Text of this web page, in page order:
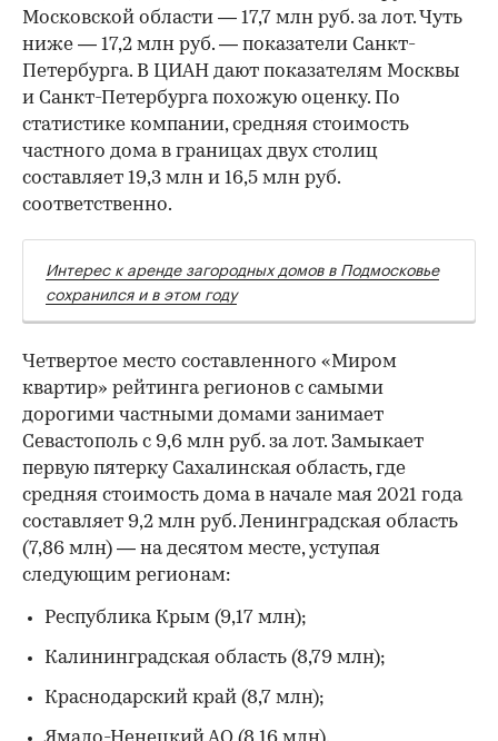
Московской области — 17,7 млн руб. за лот. Чуть
ниже — 17,2 млн руб. — показатели Санкт-
Петербурга. В ЦИАН дают показателям Москвы
и Санкт-Петербурга похожую оценку. По
статистике компании, средняя стоимость
частного дома в границах двух столиц
составляет 19,3 млн и 16,5 млн руб.
соответственно.
Интерес к аренде загородных домов в Подмосковье
сохранился и в этом году
Четвертое место составленного «Миром
квартир» рейтинга регионов с самыми
дорогими частными домами занимает
Севастополь с 9,6 млн руб. за лот. Замыкает
первую пятерку Сахалинская область, где
средняя стоимость дома в начале мая 2021 года
составляет 9,2 млн руб. Ленинградская область
(7,86 млн) — на десятом месте, уступая
следующим регионам:
Республика Крым (9,17 млн);
Калининградская область (8,79 млн);
Краснодарский край (8,7 млн);